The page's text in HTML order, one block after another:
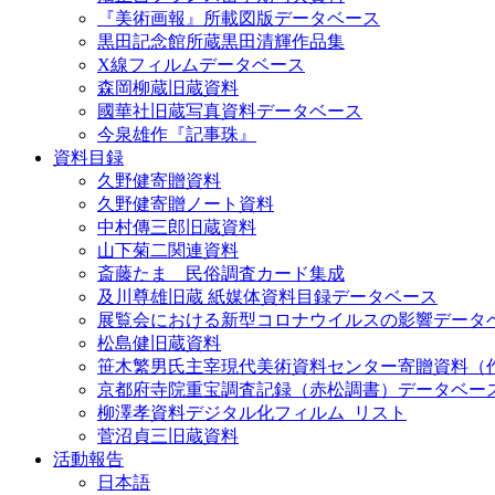
『美術画報』所載図版データベース
黒田記念館所蔵黒田清輝作品集
X線フィルムデータベース
森岡柳蔵旧蔵資料
國華社旧蔵写真資料データベース
今泉雄作『記事珠』
資料目録
久野健寄贈資料
久野健寄贈ノート資料
中村傳三郎旧蔵資料
山下菊二関連資料
斎藤たま 民俗調査カード集成
及川尊雄旧蔵 紙媒体資料目録データベース
展覧会における新型コロナウイルスの影響データ
松島健旧蔵資料
笹木繁男氏主宰現代美術資料センター寄贈資料（
京都府寺院重宝調査記録（赤松調書）データベー
柳澤孝資料デジタル化フィルム_リスト
菅沼貞三旧蔵資料
活動報告
日本語